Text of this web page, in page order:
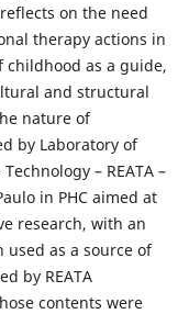
on the need
therapy actions in
childhood as a guide,
and structural
nature of
by Laboratory of
– REATA –
in PHC aimed at
research, with an
as a source of
by REATA
contents were